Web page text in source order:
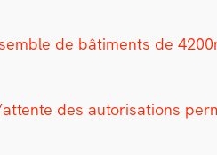
de bâti­ments de
des autori­sa­tions